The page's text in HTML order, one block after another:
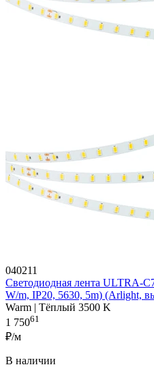
040211
Светодиодная лента ULTRA-
W/m, IP20, 5630, 5m) (Arlight,
Warm | Тёплый 3500 K
1 75061
₽/м
В наличии